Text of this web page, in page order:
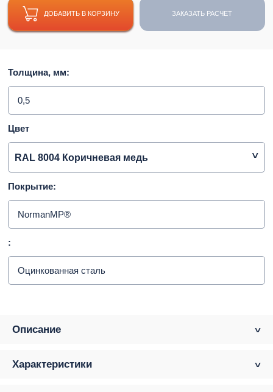
ДОБАВИТЬ В КОРЗИНУ ЗАКАЗАТЬ РАСЧЕТ
Толщина, мм:
0,5
Цвет
RAL 8004 Коричневая медь
Покрытие:
NormanMP®
:
Оцинкованная сталь
Описание
Характеристики